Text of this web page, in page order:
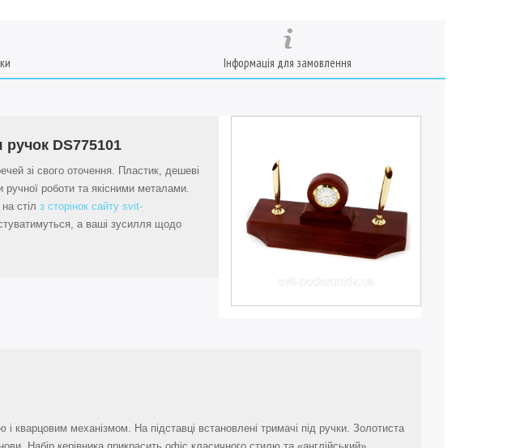
Інформація для замовлення
ручок DS775101
зі свого оточення. Пластик, дешеві
роботи та якісними металами.
стіл з сторінок сайту svit-
а ваші зусилля щодо
кварцовим механізмом. На підставці встановлені тримачі під ручки. Золотиста